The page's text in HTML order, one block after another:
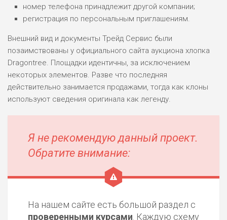
ДОХОД: СРЕДНИЙ
ОБЗОР
номер телефона принадлежит другой компании;
регистрация по персональным приглашениям.
Внешний вид и документы Трейд Сервис были
позаимствованы у официального сайта аукциона хлопка
Dragontree. Площадки идентичны, за исключением
некоторых элементов. Разве что последняя
действительно занимается продажами, тогда как клоны
используют сведения оригинала как легенду.
Я не рекомендую данный проект.
Обратите внимание:
На нашем сайте есть большой раздел с
проверенными курсами. Каждую схему